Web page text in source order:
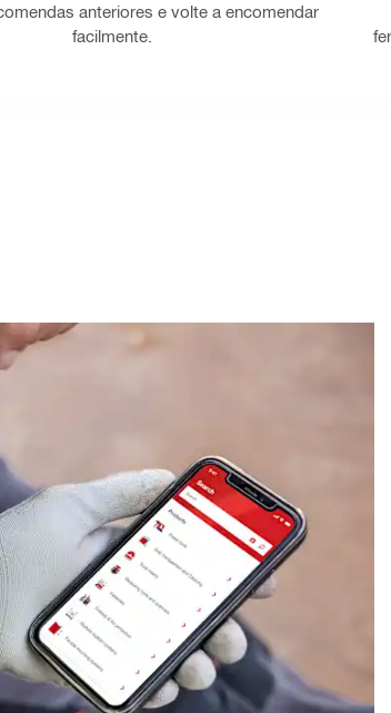
anteriores e volte a encomendar
facilmente.